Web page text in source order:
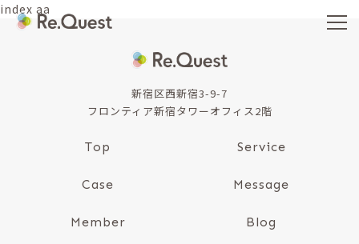
index aa
新宿区西新宿3-9-7
フロンティア新宿タワーオフィス2階
Top Service
Case Message
Member Blog